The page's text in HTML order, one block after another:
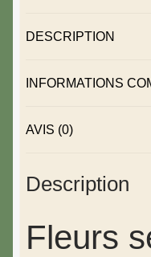
DESCRIPTION
INFORMATIONS
AVIS (0)
Description
Fleurs